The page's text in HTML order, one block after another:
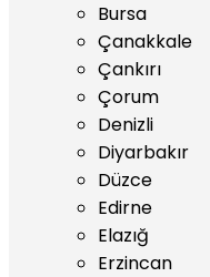
Bursa
Çanakkale
Çankırı
Çorum
Denizli
Diyarbakır
Düzce
Edirne
Elazığ
Erzincan